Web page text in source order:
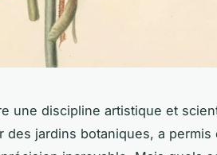
une discipline artistique et
jardins botaniques, a permis